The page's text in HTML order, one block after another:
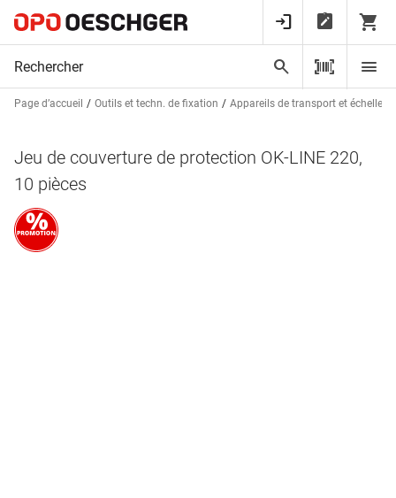
Page d’accueil Outils et techn. de fixation Appareils de transport et échelles
Jeu de couverture de protection OK-LINE 220,
10 pièces